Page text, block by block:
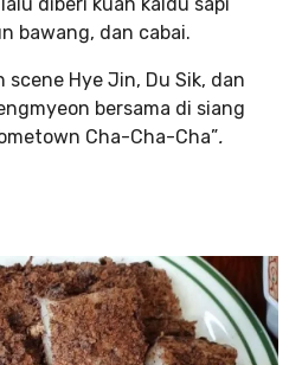
diberi kuah kaldu sapi
bawang, dan cabai.
scene Hye Jin, Du Sik, dan
bersama di siang
Cha-Cha-Cha”.